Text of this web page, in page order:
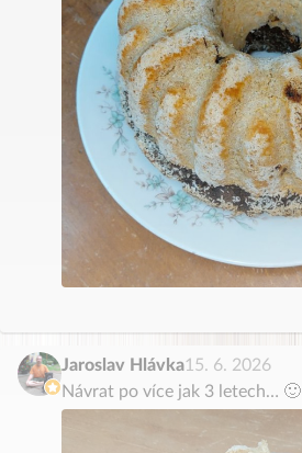
Jaroslav Hlávka15. 6. 2026
Návrat po více jak 3 letech… 🙂